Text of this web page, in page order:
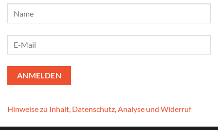
Hinweise zu Inhalt, Datenschutz, Analyse und Widerruf